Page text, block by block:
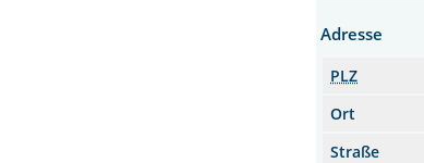
Adresse
PLZ
Ort
Straße